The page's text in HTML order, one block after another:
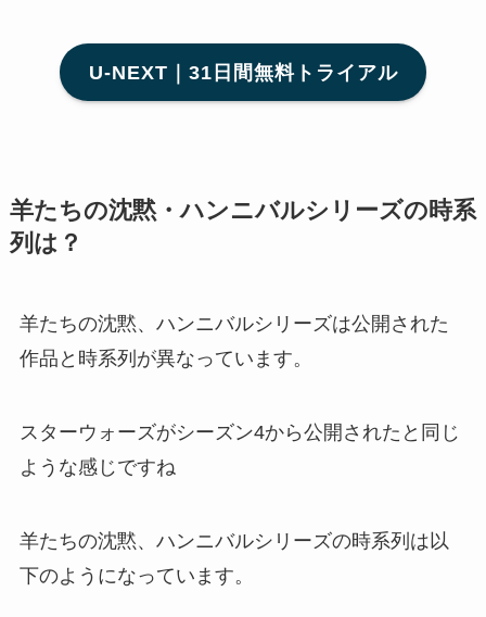
U-NEXT｜31日間無料トライアル
羊たちの沈黙・ハンニバルシリーズの時系
列は？
羊たちの沈黙、ハンニバルシリーズは公開された
作品と時系列が異なっています。
スターウォーズがシーズン4から公開されたと同じ
ような感じですね
羊たちの沈黙、ハンニバルシリーズの時系列は以
下のようになっています。